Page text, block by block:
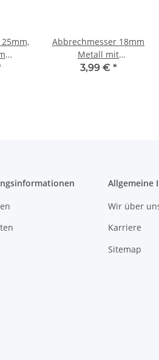
Abbrechmesser 18mm
Metall mit
Metallfuehrung
3,99 € *
Allgemeine
Wir über
Karriere
Sitemap